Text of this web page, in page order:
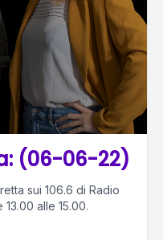
(06-06-22)
sui 106.6 di Radio
alle 15.00.